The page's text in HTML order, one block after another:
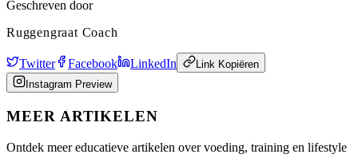
Geschreven door
Ruggengraat Coach
Twitter Facebook LinkedIn
Link Kopiëren
Instagram Preview
MEER ARTIKELEN
Ontdek meer educatieve artikelen over voeding, training en lifestyle